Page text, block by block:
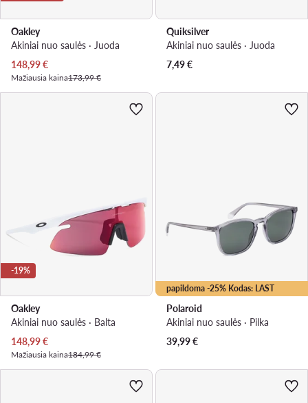
Oakley
Akiniai nuo saulės · Juoda
Dabartinė kaina
148,99€
Mažiausia kaina173,99 €
Quiksilver
Akiniai nuo saulės · Juoda
7,49€
-19%
Oakley
Akiniai nuo saulės · Balta
Dabartinė kaina
148,99€
Mažiausia kaina184,99 €
papildoma -25% Kodas: LAST
Polaroid
Akiniai nuo saulės · Pilka
39,99€